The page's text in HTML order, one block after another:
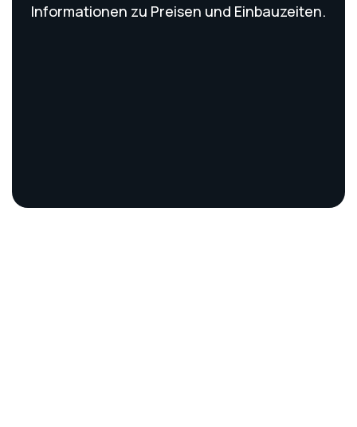
Informationen zu Preisen und Einbauzeiten.